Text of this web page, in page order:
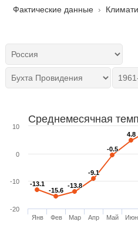
Фактические данные
Среднемесячная
-13.1
-13.1
-15.6
-15.6
-13.8
-13.8
-9.1
-9.1
-0.5
-0.5
4.8
4.8
Янв Фев Мар Апр Май Июн
-20
-10
0
10